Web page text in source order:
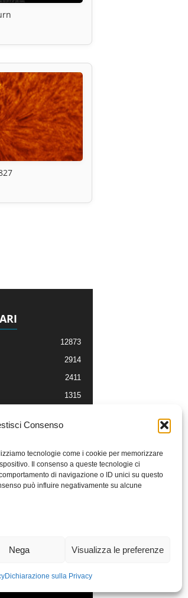
Consenso
tecnologie come i cookie per memorizzare
Il consenso a queste tecnologie ci
di navigazione o ID unici su questo
può influire negativamente su alcune
Nega Visualizza le preferenze
Dichiarazione sulla Privacy
12873
2914
2411
1315